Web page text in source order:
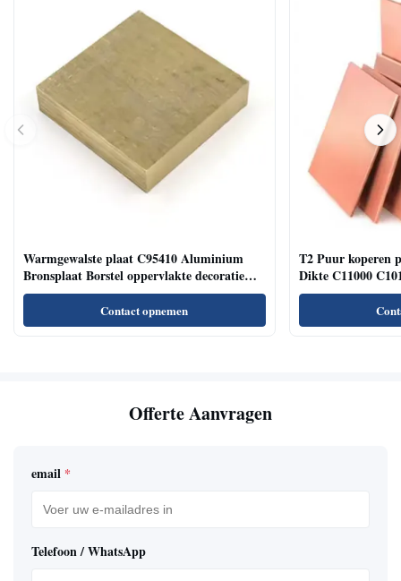
Warmgewalste plaat C95410 Aluminium
Bronsplaat Borstel oppervlakte decoratie
industrie
Contact opnemen
T2 Puur koperen
Dikte C11000
Offerte Aanvragen
email *
Telefoon / WhatsApp